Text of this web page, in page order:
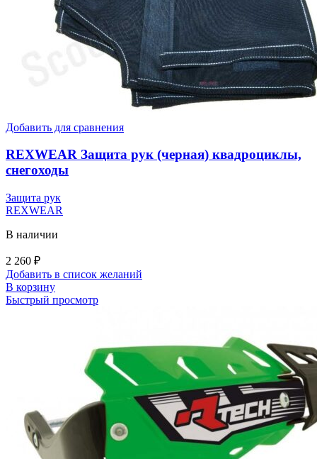
Добавить для сравнения
REXWEAR Защита рук (черная) квадроциклы,
снегоходы
Защита рук
REXWEAR
В наличии
2 260 ₽
Добавить в список желаний
В корзину
Быстрый просмотр